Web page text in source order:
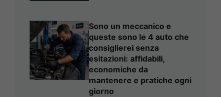
Sono un meccanico e
queste sono le 4 auto che
consiglierei senza
esitazioni: affidabili,
economiche da
mantenere e pratiche ogni
giorno